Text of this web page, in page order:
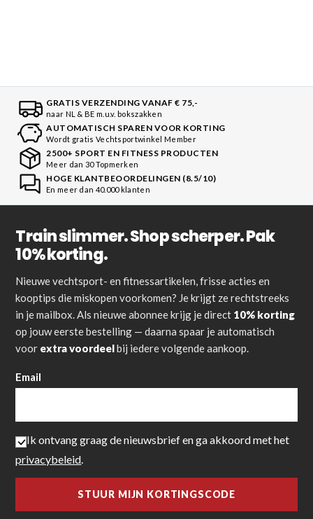
GRATIS VERZENDING VANAF € 75,-
naar NL & BE m.u.v. bokszakken
AUTOMATISCH SPAREN VOOR KORTING
Wordt gratis Vechtsportwinkel Member
2500+ SPORT EN FITNESS PRODUCTEN
Meer dan 30 Topmerken
HOGE KLANTBEOORDELINGEN (8.5/10)
En meer dan 40.000 klanten
Train slimmer. Shop scherper. Pak
10% korting.
Nieuwe vechtsport- en fitnessartikelen, frisse acties en
kooptips die miskopen voorkomen? Je krijgt ze rechtstreeks
in je mailbox. Als nieuwe abonnee krijg je direct 10% korting
op jouw eerste bestelling — daarna spaar je automatisch
voor extra voordeelbij iedere volgende aankoop.
Email
Ik ontvang graag de nieuwsbrief en ga akkoord met het
privacybeleid